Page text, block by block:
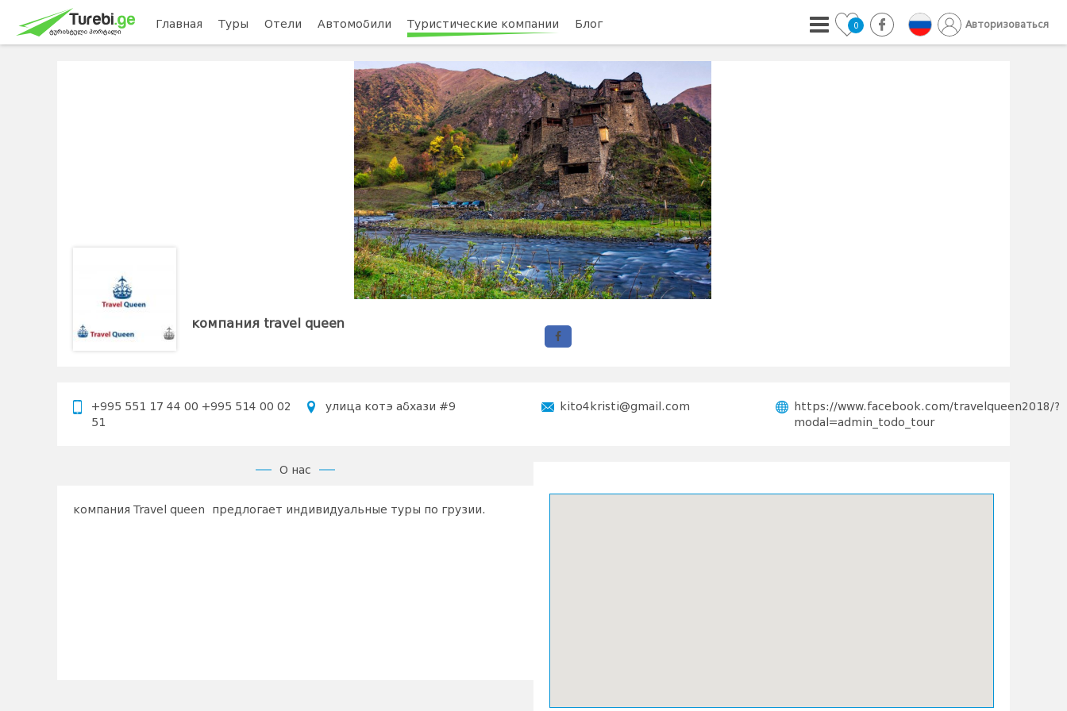
Главная Туры Отели Автомобили Туристические компании Блог 0 Авторизоваться
компания travel queen
+995 551 17 44 00 +995 514 00 02
51
улица котэ абхази #9 kito4kristi@gmail.com
https://www.facebook.com/travelqueen2018/?
modal=admin_todo_tour
О нас
компания Travel queen предлогает индивидуальные туры по грузии.